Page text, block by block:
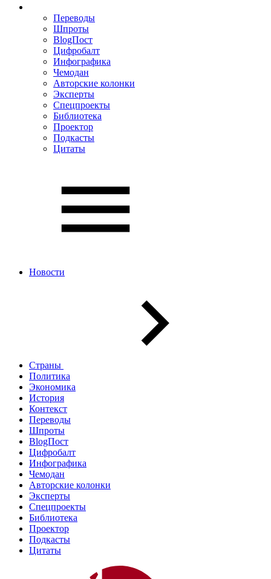
Переводы
Шпроты
BlogПост
Цифробалт
Инфографика
Чемодан
Авторские колонки
Эксперты
Спецпроекты
Библиотека
Проектор
Подкасты
Цитаты
Новости
Страны
Политика
Экономика
История
Контекст
Переводы
Шпроты
BlogПост
Цифробалт
Инфографика
Чемодан
Авторские колонки
Эксперты
Спецпроекты
Библиотека
Проектор
Подкасты
Цитаты